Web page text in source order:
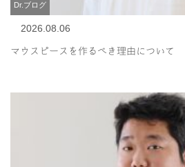
Dr.ブログ
2026.08.06
マウスピースを作るべき理由について